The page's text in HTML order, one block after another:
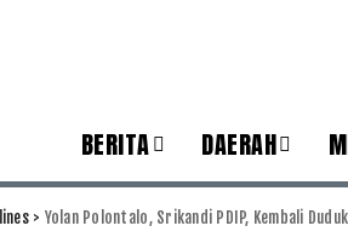
BERITA DAERAH
> Yolan Polontalo, Srikandi PDIP, Kembali